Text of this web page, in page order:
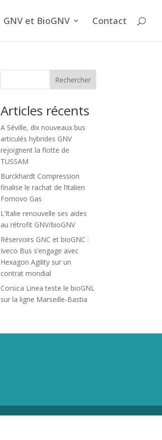
GNV et BioGNV Contact
Rechercher
Articles récents
A Séville, dix nouveaux bus
articulés hybrides GNV
rejoignent la flotte de
TUSSAM
Burckhardt Compression
finalise le rachat de l’italien
Fornovo Gas
L’Italie renouvelle ses aides
au rétrofit GNV/bioGNV
Réservoirs GNC et bioGNC :
Iveco Bus s’engage avec
Hexagon Agility sur un
contrat mondial
Corsica Linea teste le bioGNL
sur la ligne Marseille-Bastia